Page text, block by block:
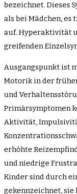
bezeichnet. Dieses
als bei Mädchen,
auf. Hyperaktivität
greifenden
Ausgangspunkt ist
Motorik in der
und
Primärsymptomen
Aktivität,
erhöhte
und niedrige
Kinder sind durch
gekennzeichnet,